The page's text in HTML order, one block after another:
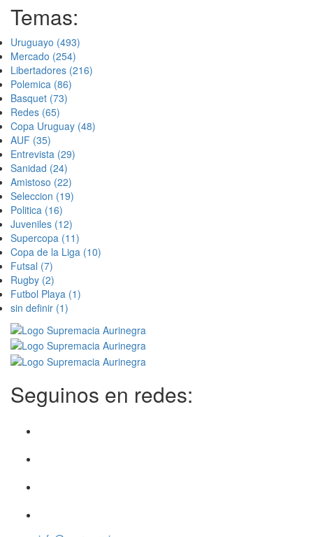
Temas:
Uruguayo (493)
Mercado (254)
Libertadores (216)
Polemica (86)
Basquet (73)
Redes (65)
Copa Uruguay (48)
AUF (35)
Entrevista (29)
Sanidad (24)
Amistoso (22)
Seleccion (19)
Politica (16)
Juveniles (12)
Supercopa (11)
Copa de la Liga (10)
Futsal (7)
Rugby (2)
Futbol Playa (1)
sin definir (1)
Seguinos en redes: